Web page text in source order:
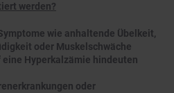
werden?
wie anhaltende Übelkeit,
oder Muskelschwäche
Hyperkalzämie hindeuten
oder